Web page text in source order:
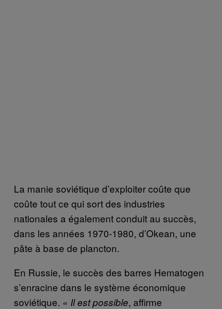
La manie soviétique d’exploiter coûte que
coûte tout ce qui sort des industries
nationales a également conduit au succès,
dans les années 1970-1980, d’Okean, une
pâte à base de plancton.
En Russie, le succès des barres Hematogen
s’enracine dans le système économique
soviétique. « Il est possible, affirme